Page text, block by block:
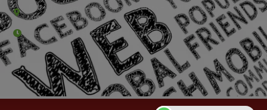
Estrada Governador Chagas Freitas – 3.780 – Colônia Santo
Antônio – Barra Mansa
De terça-feira a domingo, das 9h às 17h